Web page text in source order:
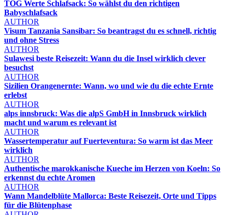
TOG Werte Schlafsack: So wählst du den richtigen
Babyschlafsack
AUTHOR
Visum Tanzania Sansibar: So beantragst du es schnell, richtig
und ohne Stress
AUTHOR
Sulawesi beste Reisezeit: Wann du die Insel wirklich clever
besuchst
AUTHOR
Sizilien Orangenernte: Wann, wo und wie du die echte Ernte
erlebst
AUTHOR
alps innsbruck: Was die alpS GmbH in Innsbruck wirklich
macht und warum es relevant ist
AUTHOR
Wassertemperatur auf Fuerteventura: So warm ist das Meer
wirklich
AUTHOR
Authentische marokkanische Kueche im Herzen von Koeln: So
erkennst du echte Aromen
AUTHOR
Wann Mandelblüte Mallorca: Beste Reisezeit, Orte und Tipps
für die Blütenphase